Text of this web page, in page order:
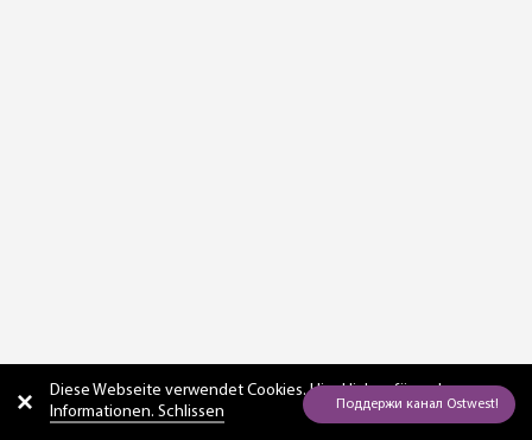
Diese Webseite verwendet Cookies. Hierklicken für mehr
Informationen. Schlissen